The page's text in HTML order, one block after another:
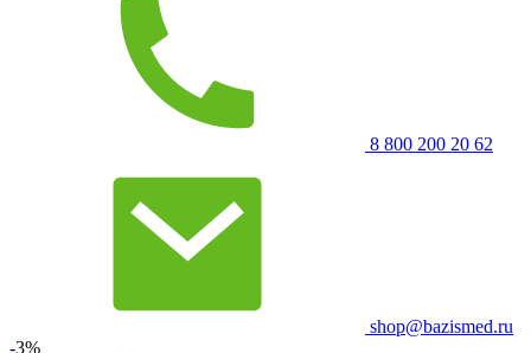
8 800 200 20 62
shop@bazismed.ru
-3%